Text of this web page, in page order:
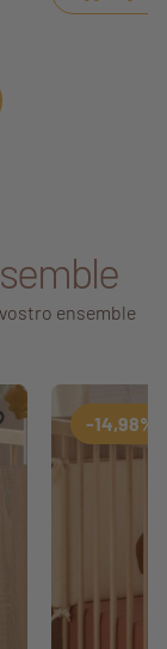
ensemble
ai preferiti
dai preferiti
-14,98%